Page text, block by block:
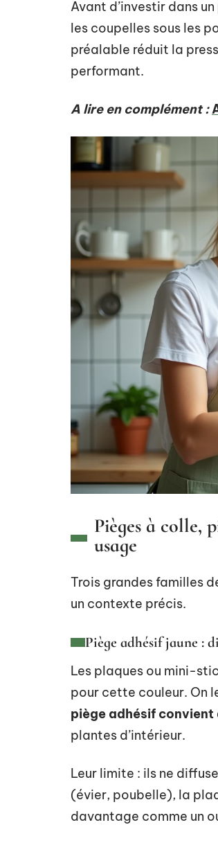
Avant d’investir dans
les coupelles sous les
préalable réduit la
performant.
A lire en complément :
Pièges à colle,
usage
Trois grandes familles
un contexte précis.
Piège adhésif jaune :
Les plaques ou mini-
pour cette couleur. On
piège adhésif
plantes d’intérieur.
Leur limite : ils ne
(évier, poubelle), la
davantage comme un